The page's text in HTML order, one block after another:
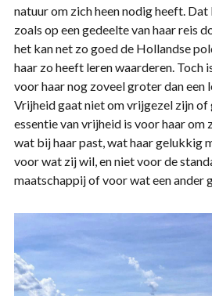
natuur om zich heen nodig heeft. Dat
zoals op een gedeelte van haar reis
het kan net zo goed de Hollandse
haar zo heeft leren waarderen. Toch
voor haar nog zoveel groter dan een
Vrijheid gaat niet om vrijgezel zijn of
essentie van vrijheid is voor haar om
wat bij haar past, wat haar gelukkig
voor wat zij wil, en niet voor de
maatschappij of voor wat een ander